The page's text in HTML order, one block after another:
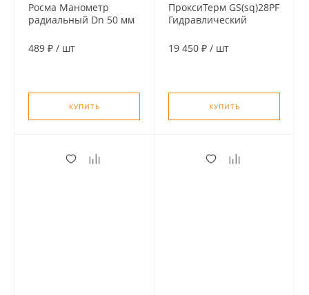
Росма Манометр
радиальный Dn 50 мм
489 ₽ / шт
КУПИТЬ
ПроксиТерм GS(sq)28PF
Гидравлический
пресс-фитинг, в
19 450 ₽ / шт
КУПИТЬ